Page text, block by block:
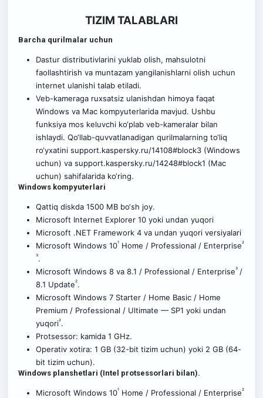
TIZIM TALABLARI
Barcha qurilmalar uchun
Dastur distributivlarini yuklab olish, mahsulotni
faollashtirish va muntazam yangilanishlarni olish uchun
internet ulanishi talab etiladi.
Veb-kameraga ruxsatsiz ulanishdan himoya faqat
Windows va Mac kompyuterlarida mavjud. Ushbu
funksiya mos keluvchi ko‘plab veb-kameralar bilan
ishlaydi. Qo‘llab-quvvatlanadigan qurilmalarning to‘liq
ro‘yxatini support.kaspersky.ru/14108#block3 (Windows
uchun) va support.kaspersky.ru/14248#block1 (Mac
uchun) sahifalarida ko‘ring.
Windows kompyuterlari
Qattiq diskda 1500 MB bo‘sh joy.
Microsoft Internet Explorer 10 yoki undan yuqori
Microsoft .NET Framework 4 va undan yuqori versiyalari
Microsoft Windows 10¹Home / Professional / Enterprise²
³.
Microsoft Windows 8 va 8.1 / Professional / Enterprise³ /
8.1 Update².
Microsoft Windows 7 Starter / Home Basic / Home
Premium / Professional / Ultimate — SP1 yoki undan
yuqori².
Protsessor: kamida 1 GHz.
Operativ xotira: 1 GB (32-bit tizim uchun) yoki 2 GB (64-
bit tizim uchun).
Windows planshetlari (Intel protsessorlari bilan).
Microsoft Windows 10¹Home / Professional / Enterprise²